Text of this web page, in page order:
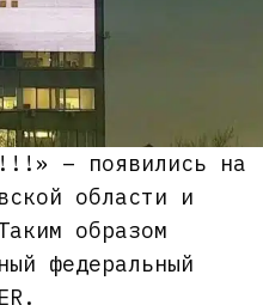
– появились на
области и
образом
федеральный